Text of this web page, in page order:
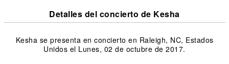
Detalles del concierto de Kesha
Kesha se presenta en concierto en Raleigh, NC, Estados
Unidos el Lunes, 02 de octubre de 2017.